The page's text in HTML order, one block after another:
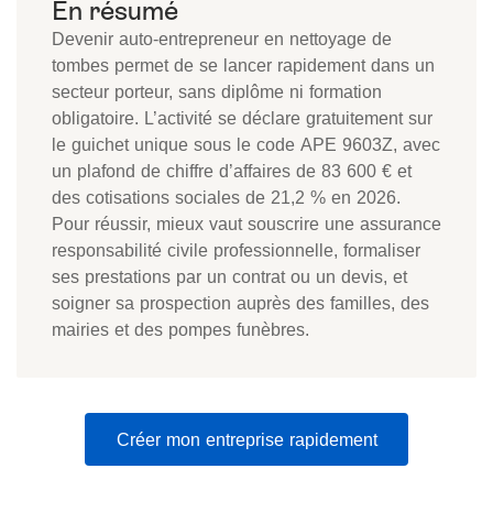
Devenir auto-entrepreneur en nettoyage de
tombes permet de se lancer rapidement dans un
secteur porteur, sans diplôme ni formation
obligatoire. L’activité se déclare gratuitement sur
le guichet unique sous le code APE 9603Z, avec
un plafond de chiffre d’affaires de 83 600 € et
des cotisations sociales de 21,2 % en 2026.
Pour réussir, mieux vaut souscrire une assurance
responsabilité civile professionnelle, formaliser
ses prestations par un contrat ou un devis, et
soigner sa prospection auprès des familles, des
mairies et des pompes funèbres.
Créer mon entreprise rapidement